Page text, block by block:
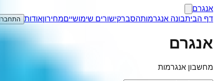
אנגרם
דף הביתבונה אנגרמותהסברקישורים שימושייםמחירוןאודות
אנגרם
מחשבון אנגרמות